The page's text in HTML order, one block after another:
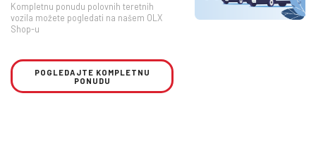
Kompletnu ponudu polovnih teretnih
vozila možete pogledati na našem OLX
Shop-u
POGLEDAJTE KOMPLETNU
PONUDU